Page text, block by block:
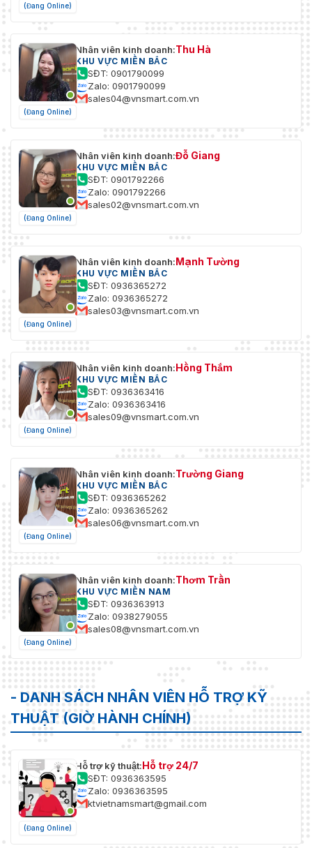
(Đang Online)
(Đang Online)
Nhân viên kinh doanh:Thu Hà
KHU VỰC MIỀN BẮC
SĐT: 0901790099
Zalo: 0901790099
sales04@vnsmart.com.vn
(Đang Online)
Nhân viên kinh doanh:Đỗ Giang
KHU VỰC MIỀN BẮC
SĐT: 0901792266
Zalo: 0901792266
sales02@vnsmart.com.vn
(Đang Online)
Nhân viên kinh doanh:Mạnh Tường
KHU VỰC MIỀN BẮC
SĐT: 0936365272
Zalo: 0936365272
sales03@vnsmart.com.vn
(Đang Online)
Nhân viên kinh doanh:Hồng Thắm
KHU VỰC MIỀN BẮC
SĐT: 0936363416
Zalo: 0936363416
sales09@vnsmart.com.vn
(Đang Online)
Nhân viên kinh doanh:Trường Giang
KHU VỰC MIỀN BẮC
SĐT: 0936365262
Zalo: 0936365262
sales06@vnsmart.com.vn
(Đang Online)
Nhân viên kinh doanh:Thơm Trần
KHU VỰC MIỀN NAM
SĐT: 0936363913
Zalo: 0938279055
sales08@vnsmart.com.vn
- DANH SÁCH NHÂN VIÊN HỖ TRỢ KỸ
THUẬT (GIỜ HÀNH CHÍNH)
(Đang Online)
Hỗ trợ kỹ thuật:Hỗ trợ 24/7
SĐT: 0936363595
Zalo: 0936363595
ktvietnamsmart@gmail.com